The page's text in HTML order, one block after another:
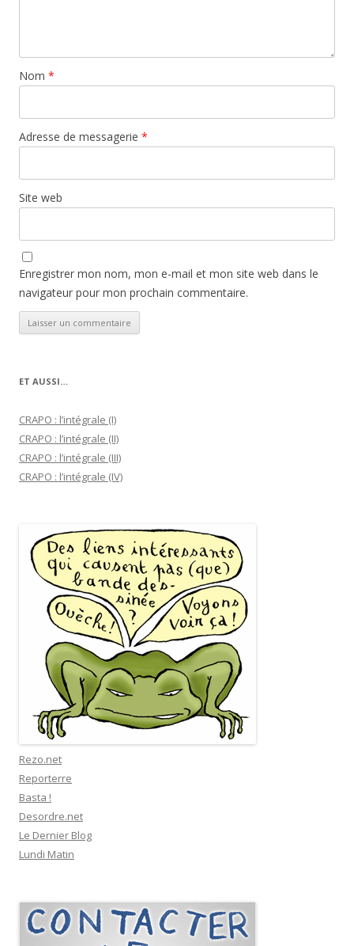
Nom *
Adresse de messagerie *
Site web
Enregistrer mon nom, mon e-mail et mon site web dans le
navigateur pour mon prochain commentaire.
ET AUSSI…
CRAPO : l’intégrale (I)
CRAPO : l’intégrale (II)
CRAPO : l’intégrale (III)
CRAPO : l’intégrale (IV)
Rezo.net
Reporterre
Basta !
Desordre.net
Le Dernier Blog
Lundi Matin